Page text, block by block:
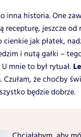
inna historia. One
recepturę, jeszcze od
cienkie jak płatek,
i nutą gałki –
mnie to był rytuał.
. Czułam, że choćby
będzie dobrze.